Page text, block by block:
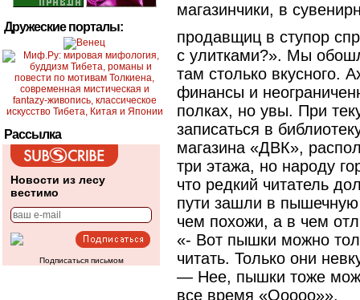
Дружеские порталы:
Рассылка
Новости из лесу
вестимо
Подписаться письмом
магазинчики, в
продавщиц в ступор
с улитками?». Мы
там столько вкусного.
финансы и
полках, но увы. При
записаться в
магазина «ДВК»,
три этажа, но народу
что редкий читатель
пути зашли в
чем похожи, а в чем
«- Вот пышки можно
читать. Только они
— Нее, пышки тоже
все время «Ооооо»».